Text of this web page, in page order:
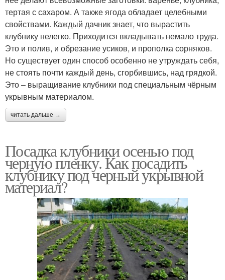
тертая с сахаром. А также ягода обладает целебными
свойствами. Каждый дачник знает, что вырастить
клубнику нелегко. Приходится вкладывать немало труда.
Это и полив, и обрезание усиков, и прополка сорняков.
Но существует один способ особенно не утруждать себя,
не стоять почти каждый день, сгорбившись, над грядкой.
Это – выращивание клубники под специальным чёрным
укрывным материалом.
читать дальше →
Посадка клубники осенью под
черную пленку. Как посадить
клубнику под черный укрывной
материал?